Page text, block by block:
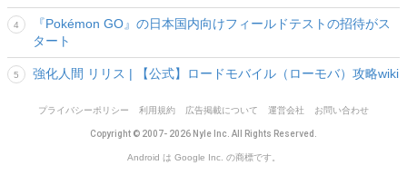
『Pokémon GO』の日本国内向けフィールドテストの招待がス
タート
強化人間 リリス | 【公式】ロードモバイル（ローモバ）攻略wiki
プライバシーポリシー 利用規約 広告掲載について 運営会社 お問い合わせ
Copyright © 2007- 2026 Nyle Inc. All Rights Reserved.
Android は Google Inc. の商標です。